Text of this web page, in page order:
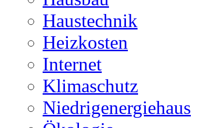
Haustechnik
Heizkosten
Internet
Klimaschutz
Niedrigenergiehaus